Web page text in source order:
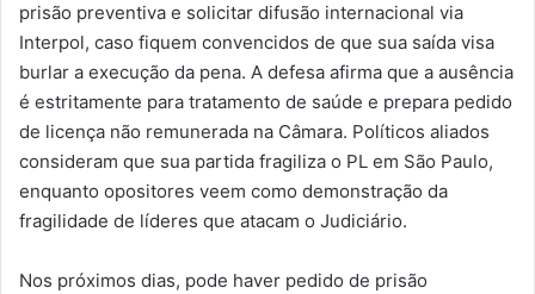
prisão preventiva e solicitar difusão internacional via
Interpol, caso fiquem convencidos de que sua saída visa
burlar a execução da pena. A defesa afirma que a ausência
é estritamente para tratamento de saúde e prepara pedido
de licença não remunerada na Câmara. Políticos aliados
consideram que sua partida fragiliza o PL em São Paulo,
enquanto opositores veem como demonstração da
fragilidade de líderes que atacam o Judiciário.
Nos próximos dias, pode haver pedido de prisão